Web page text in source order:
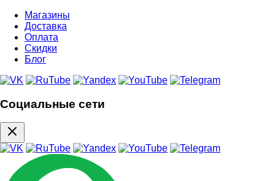
Магазины
Доставка
Оплата
Скидки
Блог
Социальные сети